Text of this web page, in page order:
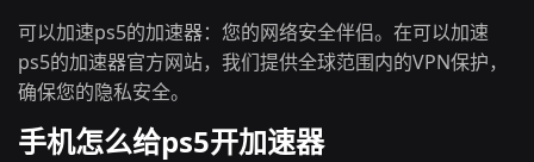
可以加速ps5的加速器：您的网络安全伴侣。在可以加速
ps5的加速器官方网站，我们提供全球范围内的VPN保护，
确保您的隐私安全。
手机怎么给ps5开加速器